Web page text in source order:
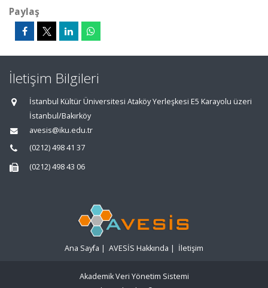
Paylaş
İletişim Bilgileri
İstanbul Kültür Üniversitesi Ataköy Yerleşkesi E5 Karayolu üzeri
İstanbul/Bakırköy
avesis@iku.edu.tr
(0212) 498 41 37
(0212) 498 43 06
Ana Sayfa | AVESİS Hakkında | İletişim
Akademik Veri Yönetim Sistemi